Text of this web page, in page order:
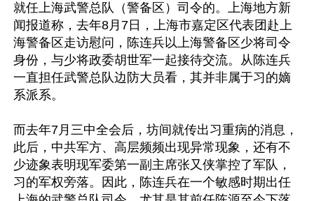
就任上海武警总队（警备区）司令的。上海地方新
闻报道称，去年8月7日，上海市嘉定区代表团赴上
海警备区走访慰问，陈连兵以上海警备区少将司令
身份，与少将政委胡世军一起接待交流。从陈连兵
一直担任武警总队边防大员看，其并非属于习的嫡
系派系。
而去年7月三中全会后，坊间就传出习重病的消息，
此后，中共军方、高层频频出现异常现象，还有不
少迹象表明现军委第一副主席张又侠掌控了军队，
习的军权旁落。因此，陈连兵在一个敏感时期出任